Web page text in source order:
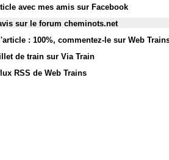
avec mes amis sur Facebook
sur le forum cheminots.net
: 100%, commentez-le sur Web
de train sur Via Train
RSS de Web Trains